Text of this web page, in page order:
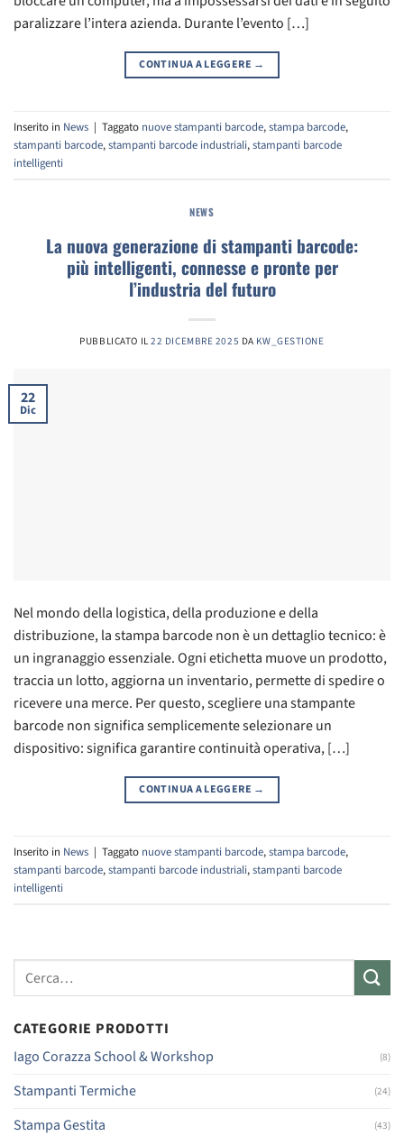
paralizzare l’intera azienda. Durante l’evento […]
CONTINUA A LEGGERE →
Inserito in News | Taggato nuove stampanti barcode,stampa barcode,
stampanti barcode,stampanti barcode industriali,stampanti barcode
intelligenti
NEWS
La nuova generazione di stampanti barcode:
più intelligenti, connesse e pronte per
l’industria del futuro
PUBBLICATO IL22 DICEMBRE 2025 DA KW_GESTIONE
22
Dic
Nel mondo della logistica, della produzione e della
distribuzione, la stampa barcode non è un dettaglio tecnico: è
un ingranaggio essenziale. Ogni etichetta muove un prodotto,
traccia un lotto, aggiorna un inventario, permette di spedire o
ricevere una merce. Per questo, scegliere una stampante
barcode non significa semplicemente selezionare un
dispositivo: significa garantire continuità operativa, […]
CONTINUA A LEGGERE →
Inserito in News | Taggato nuove stampanti barcode,stampa barcode,
stampanti barcode,stampanti barcode industriali,stampanti barcode
intelligenti
Cerca:
CATEGORIE PRODOTTI
Iago Corazza School & Workshop
(8)
Stampanti Termiche (24)
Stampa Gestita (43)